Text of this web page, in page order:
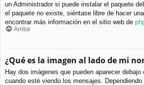
un Administrador si puede instalar el paquete
el paquete no existe, siéntase libre de hacer
encontrar más información en el sitio web de
Arriba
¿Qué es la imagen al lado de mi
Hay dos imágenes que pueden aparecer
cuando esté viendo los mensajes.